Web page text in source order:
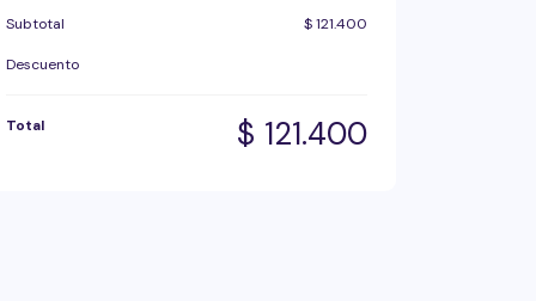
Subtotal $121.400
Descuento
Total $ 121.400